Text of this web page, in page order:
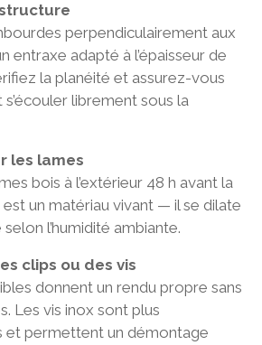
perpendiculairement aux
entraxe adapté à l’épaisseur de
la planéité et assurez-vous
s’écouler librement sous la
les lames
bois à l’extérieur 48 h avant la
un matériau vivant — il se dilate
l’humidité ambiante.
clips ou des vis
donnent un rendu propre sans
Les vis inox sont plus
et permettent un démontage